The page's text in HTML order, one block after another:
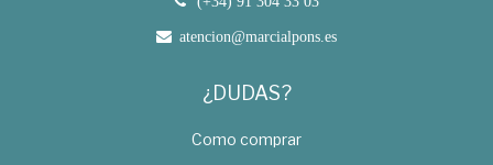
atencion@marcialpons.es
¿DUDAS?
Como comprar